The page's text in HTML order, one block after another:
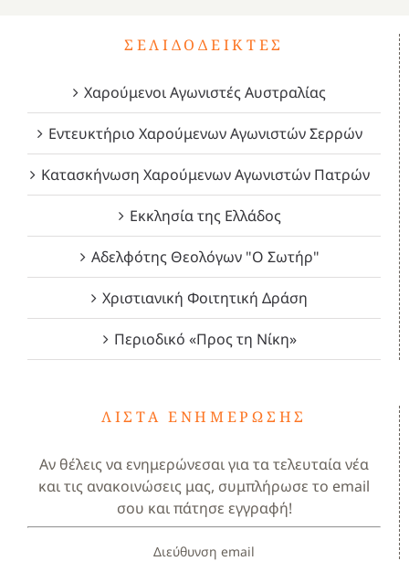
ΣΕΛΙΔΟΔΕΊΚΤΕΣ
Χαρούμενοι Αγωνιστές Αυστραλίας
Εντευκτήριο Χαρούμενων Αγωνιστών Σερρών
Κατασκήνωση Χαρούμενων Αγωνιστών Πατρών
Εκκλησία της Ελλάδος
Αδελφότης Θεολόγων "Ο Σωτήρ"
Χριστιανική Φοιτητική Δράση
Περιοδικό «Προς τη Νίκη»
ΛΊΣΤΑ ΕΝΗΜΈΡΩΣΗΣ
Αν θέλεις να ενημερώνεσαι για τα τελευταία νέα
και τις ανακοινώσεις μας, συμπλήρωσε το email
σου και πάτησε εγγραφή!
Διεύθυνση email